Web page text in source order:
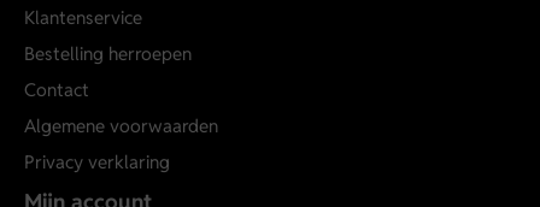
Klantenservice
Bestelling herroepen
Contact
Algemene voorwaarden
Privacy verklaring
Mijn account